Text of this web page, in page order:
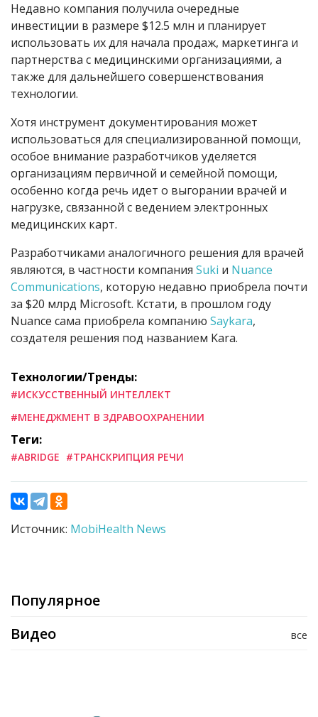
Недавно компания получила очередные
инвестиции в размере $12.5 млн и планирует
использовать их для начала продаж, маркетинга и
партнерства с медицинскими организациями, а
также для дальнейшего совершенствования
технологии.
Хотя инструмент документирования может
использоваться для специализированной помощи,
особое внимание разработчиков уделяется
организациям первичной и семейной помощи,
особенно когда речь идет о выгорании врачей и
нагрузке, связанной с ведением электронных
медицинских карт.
Разработчиками аналогичного решения для врачей
являются, в частности компания Suki и Nuance
Communications, которую недавно приобрела почти
за $20 млрд Microsoft. Кстати, в прошлом году
Nuance сама приобрела компанию Saykara,
создателя решения под названием Kara.
Технологии/Тренды:
#ИСКУССТВЕННЫЙ ИНТЕЛЛЕКТ
#МЕНЕДЖМЕНТ В ЗДРАВООХРАНЕНИИ
Теги:
#ABRIDGE #ТРАНСКРИПЦИЯ РЕЧИ
Источник: MobiHealth News
Популярное
все
Видео